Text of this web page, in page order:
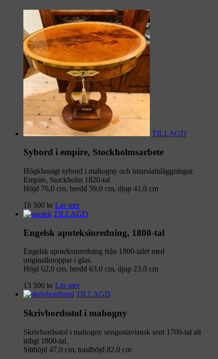
TILLAGD
Sybord i empire, Stockholmsarbete
Högklassigt sybord i mahogny och intarsiainläggningar.
Empire, Stockholm 1820-tal
Höjd 76,0 cm, bredd 59,0 cm, djup 41,0 cm
18 500 kr Läs mer
TILLAGD
Engelsk apoteksinredning, 1800-tal
Engelsk apoteksinredning från 1800-talet med
originalknoppar i glas.
Höjd 62,0 cm, bredd 63,0 cm, djup 23,0 cm
13 500 kr Läs mer
TILLAGD
Skrivbordsstol i mahogny
Skrivbordsstol i mahogny sengustaviansk sent 1700-tal alt
tidigt 1800-tal.
Sitthöjd 47,0 cm, totalhöjd 82,0 cm